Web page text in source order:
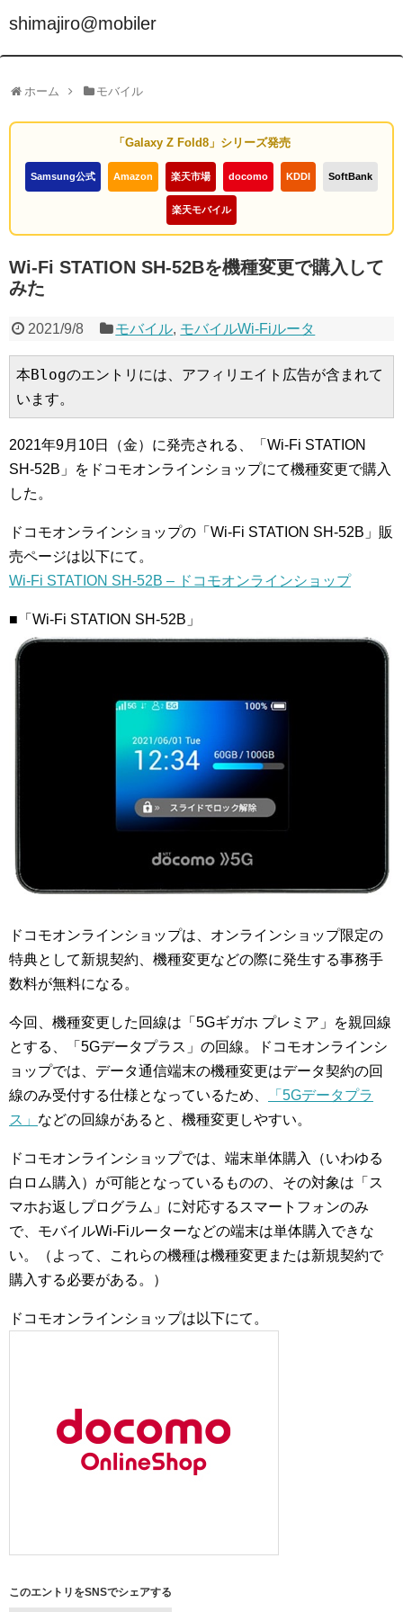
shimajiro@mobiler
ホーム モバイル
「Galaxy Z Fold8」シリーズ発売
Samsung公式 Amazon 楽天市場 docomo KDDI SoftBank
楽天モバイル
Wi-Fi STATION SH-52Bを機種変更で購入して
みた
2021/9/8 モバイル, モバイルWi-Fiルータ
本Blogのエントリには、アフィリエイト広告が含まれて
います。
2021年9月10日（金）に発売される、「Wi-Fi STATION
SH-52B」をドコモオンラインショップにて機種変更で購入
した。
ドコモオンラインショップの「Wi-Fi STATION SH-52B」販
売ページは以下にて。
Wi-Fi STATION SH-52B – ドコモオンラインショップ
■「Wi-Fi STATION SH-52B」
ドコモオンラインショップは、オンラインショップ限定の
特典として新規契約、機種変更などの際に発生する事務手
数料が無料になる。
今回、機種変更した回線は「5Gギガホ プレミア」を親回線
とする、「5Gデータプラス」の回線。ドコモオンラインシ
ョップでは、データ通信端末の機種変更はデータ契約の回
線のみ受付する仕様となっているため、
「5Gデータプラ
ス」 などの回線があると、機種変更しやすい。
ドコモオンラインショップでは、端末単体購入（いわゆる
白ロム購入）が可能となっているものの、その対象は「ス
マホお返しプログラム」に対応するスマートフォンのみ
で、モバイルWi-Fiルーターなどの端末は単体購入できな
い。（よって、これらの機種は機種変更または新規契約で
購入する必要がある。）
ドコモオンラインショップは以下にて。
このエントリをSNSでシェアする